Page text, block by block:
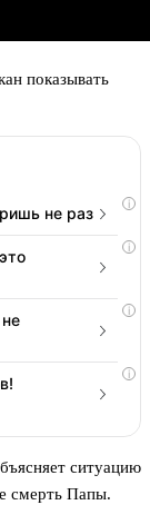
показывать
i
не раз
i
i
i
ситуацию
смерть Папы.